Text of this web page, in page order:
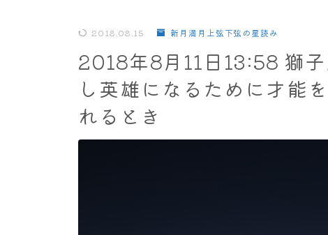
2018.08.15 新月満月上弦下弦の星読み
2018年8月11日13:58 獅
し英雄になるために才能
れるとき